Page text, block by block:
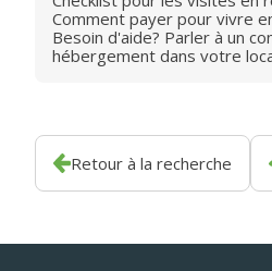
Comment payer pour vivre
Besoin d'aide? Parler à un
hébergement dans votre
Retour à la recherche